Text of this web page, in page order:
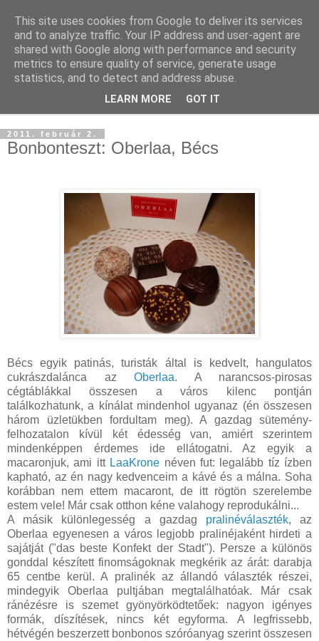
2011. február 2.
Bonbonteszt: Oberlaa, Bécs
Bécs egyik patinás, turisták által is kedvelt, hangulatos
cukrászdalánca az Oberlaa. A narancsos-pirosas
cégtáblákkal összesen a város kilenc pontján
találkozhatunk, a kínálat mindenhol ugyanaz (én összesen
három üzletükben fordultam meg). A gazdag sütemény-
felhozatalon kívül két édesség van, amiért szerintem
mindenképpen érdemes ide ellátogatni. Az egyik a
macaronjuk, ami itt LaaKrone néven fut: legalább tíz ízben
kapható, az én nagy kedvenceim a kávé és a málna. Soha
korábban nem ettem macaront, de itt rögtön szerelembe
estem vele! Már csak otthon kéne valahogy reprodukálni...
A másik különlegesség a gazdag pralinéválaszték, az
Oberlaa egyenesen a város legjobb pralinéjaként hirdeti a
sajátját ("das beste Konfekt der Stadt"). Persze a különös
gonddal készített finomságoknak megkérik az árát: darabja
65 centbe kerül. A pralinék az állandó választék részei,
mindegyik Oberlaa pultjában megtalálhatóak. Már csak
ránézésre is szemet gyönyörködtetőek: nagyon igényes
formák, díszítések, nincs két egyforma. A legfrissebb,
hétvégén beszerzett bonbonos szóróanyag szerint összesen
This site uses cookies from Google to deliver its services
and to analyze traffic. Your IP address and user-agent are
shared with Google along with performance and security
metrics to ensure quality of service, generate usage
statistics, and to detect and address abuse.
LEARN MORE GOT IT